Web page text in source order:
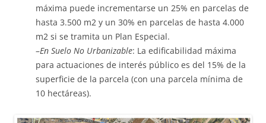
máxima puede incrementarse un 25% en parcelas de
hasta 3.500 m2 y un 30% en parcelas de hasta 4.000
m2 si se tramita un Plan Especial.
–En Suelo No Urbanizable: La edificabilidad máxima
para actuaciones de interés público es del 15% de la
superficie de la parcela (con una parcela mínima de
10 hectáreas).